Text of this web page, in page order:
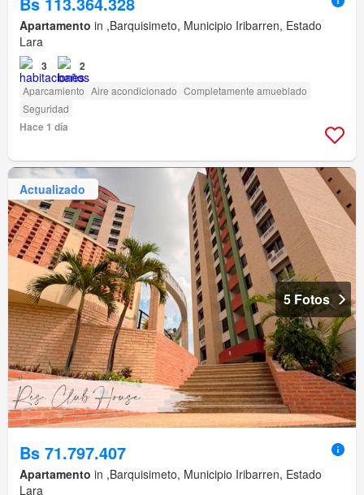
Apartamento in ,Barquisimeto, Municipio Iribarren, Estado
Lara
3 2
Aparcamiento Aire acondicionado Completamente amueblado
Seguridad
Hace 1 día
Actualizado
5 Fotos
Bs 71.797.407
Apartamento in ,Barquisimeto, Municipio Iribarren, Estado
Lara